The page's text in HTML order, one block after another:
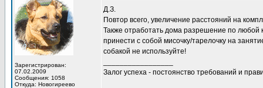
Зарегистрирован:
07.02.2009
Сообщения: 1058
Откуда: Новогиреево
Д.З.
Повтор всего, увеличение расстояний на
Также отработать дома разрешение по любой
принести с собой мисочку/тарелочку на
собакой не используйте!
Залог успеха - постоянство требований и